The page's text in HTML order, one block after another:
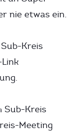
nie etwas ein.
Kreis
Sub-Kreis
Meeting